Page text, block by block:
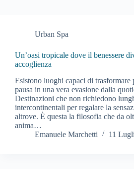
Urban Spa
Un’oasi tropicale dove il benessere
accoglienza
Esistono luoghi capaci di trasformare
pausa in una vera evasione dalla
Destinazioni che non richiedono
intercontinentali per regalare la
altrove. È questa la filosofia che da
anima…
Emanuele Marchetti
11